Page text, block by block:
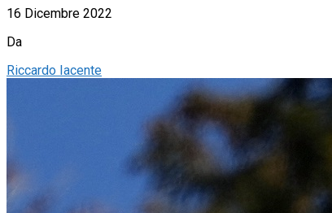
16 Dicembre 2022
Da
Riccardo Iacente